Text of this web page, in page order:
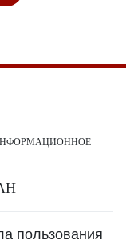
пользования